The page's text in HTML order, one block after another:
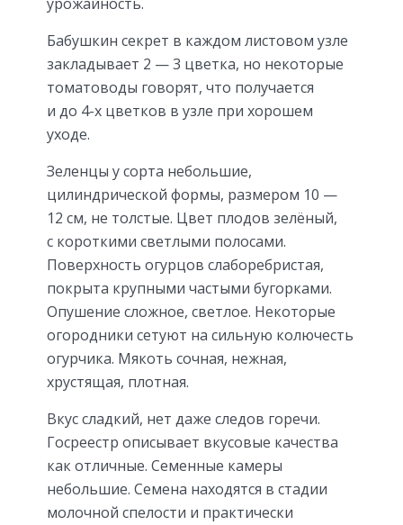
Бабушкин секрет в каждом листовом узле
закладывает 2 — 3 цветка, но некоторые
томатоводы говорят, что получается
и до 4-х цветков в узле при хорошем
уходе.
Зеленцы у сорта небольшие,
цилиндрической формы, размером 10 —
12 см, не толстые. Цвет плодов зелёный,
с короткими светлыми полосами.
Поверхность огурцов слаборебристая,
покрыта крупными частыми бугорками.
Опушение сложное, светлое. Некоторые
огородники сетуют на сильную колючесть
огурчика. Мякоть сочная, нежная,
хрустящая, плотная.
Вкус сладкий, нет даже следов горечи.
Госреестр описывает вкусовые качества
как отличные. Семенные камеры
небольшие. Семена находятся в стадии
молочной спелости и практически